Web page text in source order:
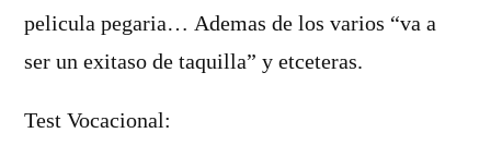
pelicula pegaria… Ademas de los varios “va a
ser un exitaso de taquilla” y etceteras.
Test Vocacional: